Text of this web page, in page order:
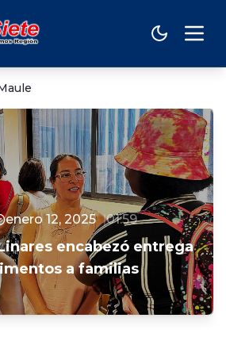
enero 12, 2025 01:59
encabezó entrega
a familias